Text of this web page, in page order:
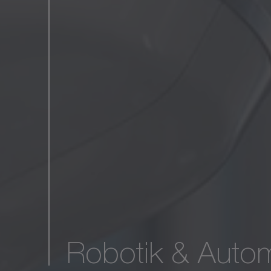
Robotik &